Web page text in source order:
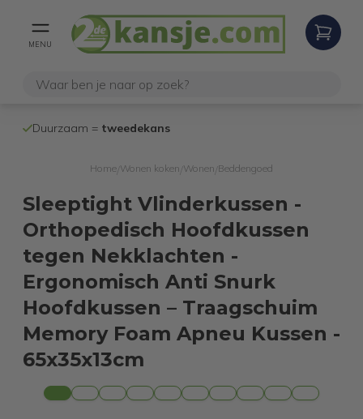
MENU
Duurzaam = tweedekans
Home Wonen koken Wonen Beddengoed
Sleeptight Vlinderkussen -
Orthopedisch Hoofdkussen
tegen Nekklachten -
Ergonomisch Anti Snurk
Hoofdkussen – Traagschuim
Memory Foam Apneu Kussen -
65x35x13cm